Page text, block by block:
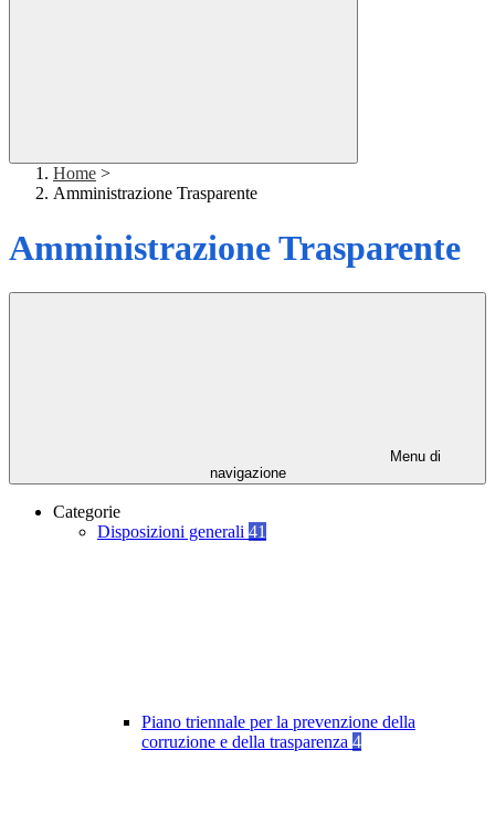
Home >
Amministrazione Trasparente
Amministrazione Trasparente
Menu di
navigazione
Categorie
Disposizioni generali 41
Piano triennale per la prevenzione della
corruzione e della trasparenza 4